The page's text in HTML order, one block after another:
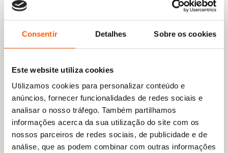
Consentir Detalhes Sobre os cookies
Este website utiliza cookies
Utilizamos cookies para personalizar conteúdo e
anúncios, fornecer funcionalidades de redes sociais e
analisar o nosso tráfego. Também partilhamos
informações acerca da sua utilização do site com os
nossos parceiros de redes sociais, de publicidade e de
análise, que as podem combinar com outras informações
15,15€ O
preço
original
era:
13,63€O
preço
atual
é:
O Livro da Apreciação
Vítor José F. Rodrigues